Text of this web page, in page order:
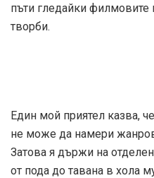
пъти гледайки филмовите
творби.
Един мой приятел казва,
не може да намери
Затова я държи на
от пода до тавана в хола